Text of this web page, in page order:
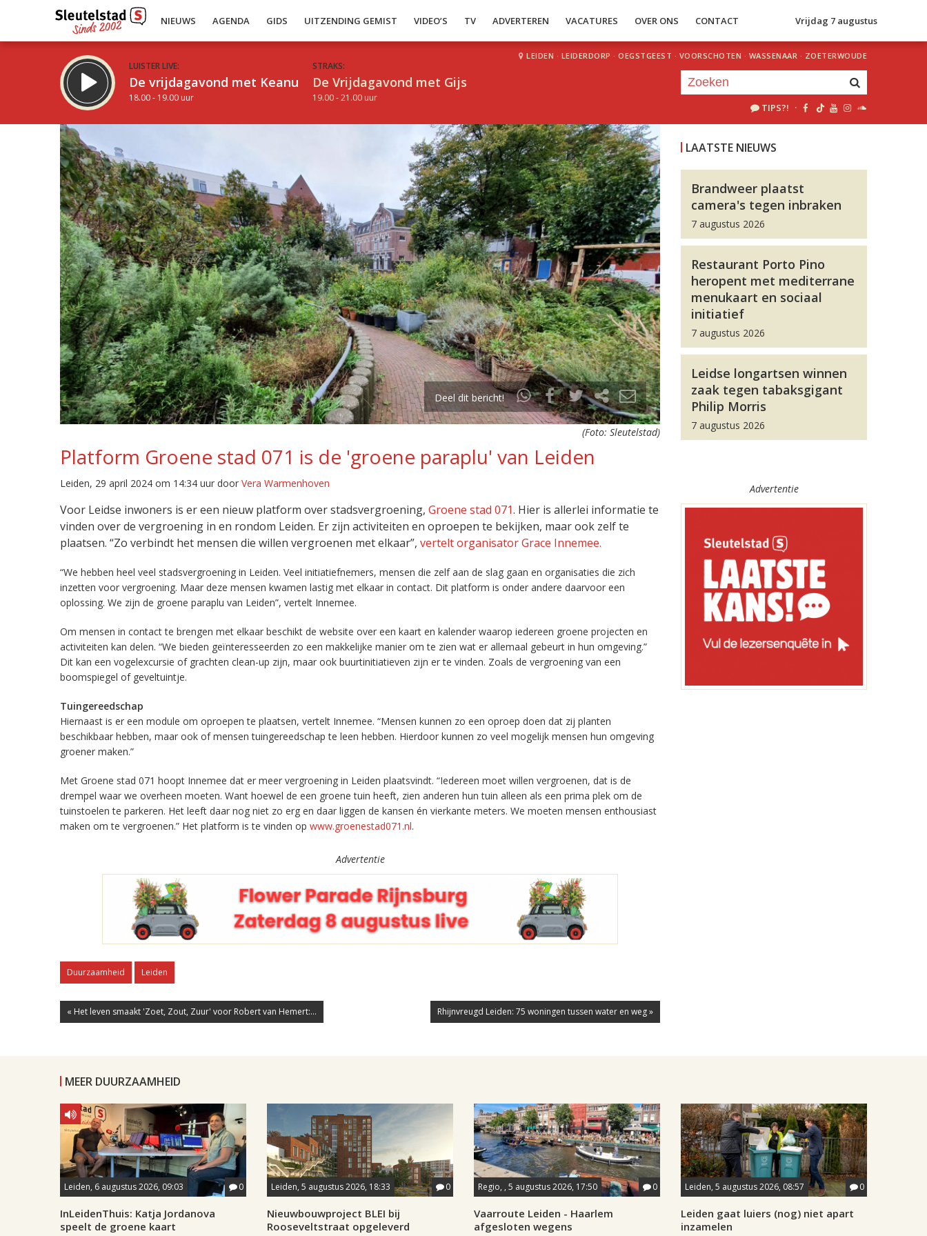
NIEUWS AGENDA GIDS UITZENDING GEMIST VIDEO’S TV ADVERTEREN VACATURES OVER ONS CONTACT Vrijdag 7 augustus
LUISTER LIVE:
De vrijdagavond met Keanu
18.00 - 19.00 uur
STRAKS:
De Vrijdagavond met Gijs
19.00 - 21.00 uur
LEIDEN · LEIDERDORP · OEGSTGEEST · VOORSCHOTEN · WASSENAAR · ZOETERWOUDE
TIPS?! ·
Inklappen
Deel dit bericht!
(Foto: Sleutelstad)
Platform Groene stad 071 is de 'groene paraplu' van Leiden
Leiden, 29 april 2024 om 14:34 uur door Vera Warmenhoven
Voor Leidse inwoners is er een nieuw platform over stadsvergroening, Groene stad 071. Hier is allerlei informatie te
vinden over de vergroening in en rondom Leiden. Er zijn activiteiten en oproepen te bekijken, maar ook zelf te
plaatsen. “Zo verbindt het mensen die willen vergroenen met elkaar”, vertelt organisator Grace Innemee.
“We hebben heel veel stadsvergroening in Leiden. Veel initiatiefnemers, mensen die zelf aan de slag gaan en organisaties die zich
inzetten voor vergroening. Maar deze mensen kwamen lastig met elkaar in contact. Dit platform is onder andere daarvoor een
oplossing. We zijn de groene paraplu van Leiden”, vertelt Innemee.
Om mensen in contact te brengen met elkaar beschikt de website over een kaart en kalender waarop iedereen groene projecten en
activiteiten kan delen. “We bieden geïnteresseerden zo een makkelijke manier om te zien wat er allemaal gebeurt in hun omgeving.”
Dit kan een vogelexcursie of grachten clean-up zijn, maar ook buurtinitiatieven zijn er te vinden. Zoals de vergroening van een
boomspiegel of geveltuintje.
Tuingereedschap
Hiernaast is er een module om oproepen te plaatsen, vertelt Innemee. “Mensen kunnen zo een oproep doen dat zij planten
beschikbaar hebben, maar ook of mensen tuingereedschap te leen hebben. Hierdoor kunnen zo veel mogelijk mensen hun omgeving
groener maken.”
Met Groene stad 071 hoopt Innemee dat er meer vergroening in Leiden plaatsvindt. “Iedereen moet willen vergroenen, dat is de
drempel waar we overheen moeten. Want hoewel de een groene tuin heeft, zien anderen hun tuin alleen als een prima plek om de
tuinstoelen te parkeren. Het leeft daar nog niet zo erg en daar liggen de kansen én vierkante meters. We moeten mensen enthousiast
maken om te vergroenen.” Het platform is te vinden op www.groenestad071.nl.
Advertentie
Duurzaamheid Leiden
« Het leven smaakt 'Zoet, Zout, Zuur' voor Robert van Hemert:... Rhijnvreugd Leiden: 75 woningen tussen water en weg »
LAATSTE NIEUWS
Brandweer plaatst
camera's tegen inbraken
7 augustus 2026
Restaurant Porto Pino
heropent met mediterrane
menukaart en sociaal
initiatief
7 augustus 2026
Leidse longartsen winnen
zaak tegen tabaksgigant
Philip Morris
7 augustus 2026
Advertentie
MEER DUURZAAMHEID
Leiden, 6 augustus 2026, 09:03 0
InLeidenThuis: Katja Jordanova
speelt de groene kaart
Leiden, 5 augustus 2026, 18:33 0
Nieuwbouwproject BLEI bij
Rooseveltstraat opgeleverd
Regio, , 5 augustus 2026, 17:50 0
Vaarroute Leiden - Haarlem
afgesloten wegens
Leiden, 5 augustus 2026, 08:57 0
Leiden gaat luiers (nog) niet apart
inzamelen